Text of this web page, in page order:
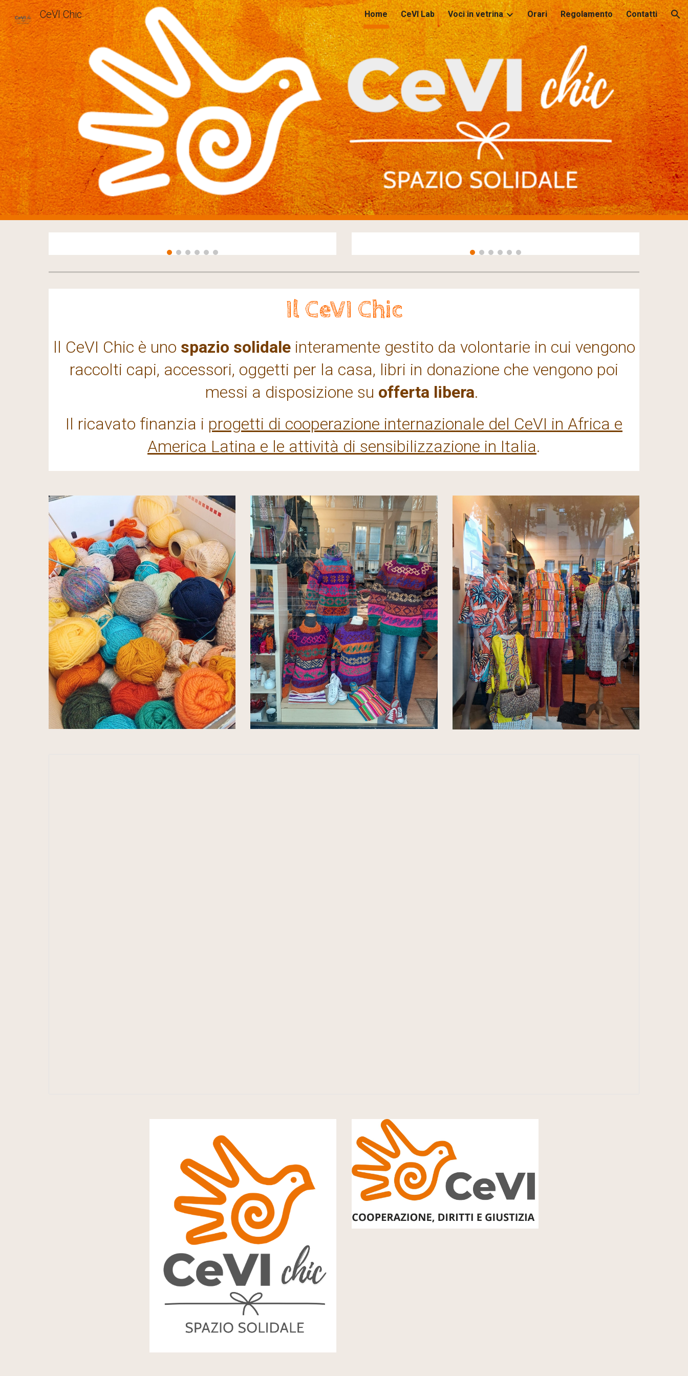
Skip to main content Skip to navigation
CeVI Chic Home CeVI Lab Voci in vetrina Orari Regolamento Contatti
Il CeVI Chic
ll CeVI Chic è uno spazio solidaleinteramente gestito da volontarie in cui vengono
raccolti capi, accessori, oggetti per la casa, libri in donazione che vengono poi
messi a disposizione su offerta libera.
Il ricavato finanzia i progetti di cooperazione internazionale del CeVI in Africa e
America Latina e le attività di sensibilizzazione in Italia.